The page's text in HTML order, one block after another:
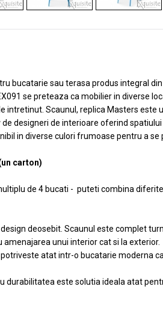
bucatarie sau terasa produs integral
se preteaza ca mobilier in diverse
intretinut. Scaunul, replica Masters este
designeri de interioare oferind
in diverse culori frumoase pentru a se
carton)
de 4 bucati - puteti combina
deosebit. Scaunul este complet
unui interior cat si la exterior.
atat intr-o bucatarie moderna
durabilitatea este solutia ideala atat